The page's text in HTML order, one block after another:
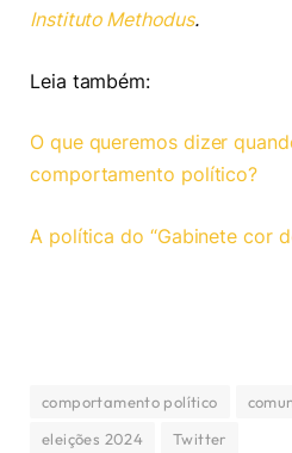
Instituto Methodus.
Leia também:
O que queremos dizer
comportamento político?
A política do “Gabinete cor
comportamento político
eleições 2024
Twitter